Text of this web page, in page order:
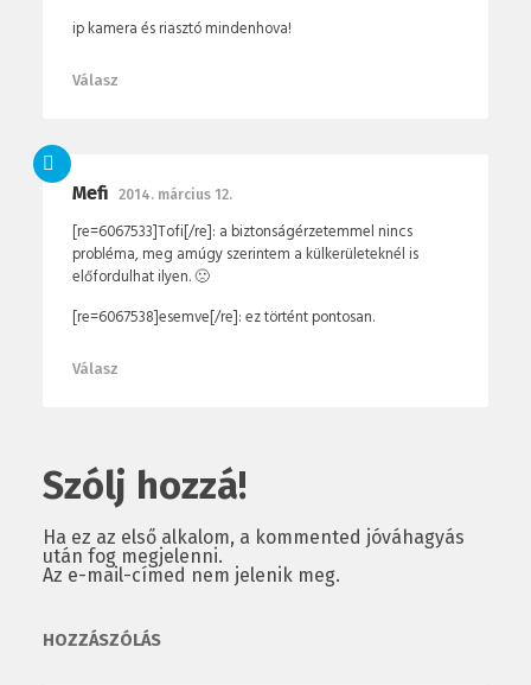
ip kamera és riasztó mindenhova!
Válasz
Mefi 2014. március 12.
[re=6067533]Tofi[/re]: a biztonságérzetemmel nincs
probléma, meg amúgy szerintem a külkerületeknél is
előfordulhat ilyen. 🙁
[re=6067538]esemve[/re]: ez történt pontosan.
Válasz
Szólj hozzá!
Ha ez az első alkalom, a kommented jóváhagyás
után fog megjelenni.
Az e-mail-címed nem jelenik meg.
HOZZÁSZÓLÁS